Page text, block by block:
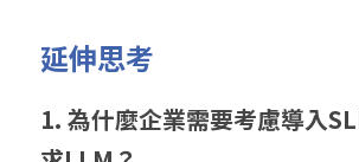
延伸思考
1. 為什麼企業需要考慮導入